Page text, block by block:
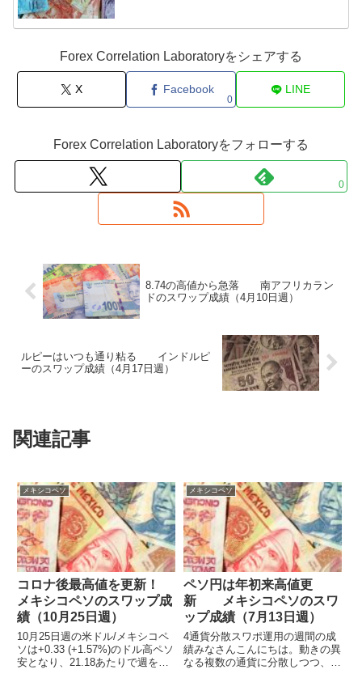
Forex Correlation Laboratoryをシェアする
X Facebook
0
LINE
Forex Correlation Laboratoryをフォローする
0
8.74の高値から急落 南アフリカラン
ドのスワップ成績（4月10日週）
ルピーはいつも通り粘る インドルピ
ーのスワップ成績（4月17日週）
関連記事
メキシコペソ
コロナ後最高値を更新！
メキシコペソのスワップ成
績（10月25日週）
10月25日週の米ドル/メキシコペ
ソは+0.33 (+1.57%)のドル高ペソ
安となり、21.18あたりで週を終
メキシコペソ
ペソ円は年初来高値更
新 メキシコペソのスワ
ップ成績（7月13日週）
4通貨分散スワポ運用の週間の成
績みなさんこんにちは。動きの異
なる複数の通貨に分散しつつ、ハ